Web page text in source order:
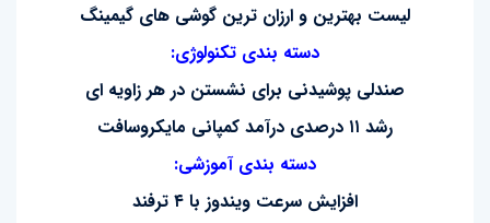
لیست بهترین و ارزان ترین گوشی های گیمینگ
دسته بندی تکنولوژی:
صندلی پوشیدنی برای نشستن در هر زاویه ای
رشد ۱۱ درصدی درآمد کمپانی مایکروسافت
دسته بندی آموزشی:
افزایش سرعت ویندوز با ۴ ترفند